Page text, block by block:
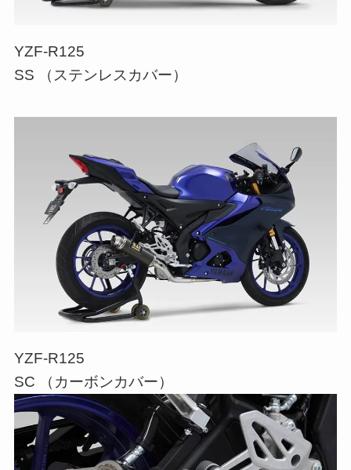
YZF-R125
SS （ステンレスカバー）
YZF-R125
SC （カーボンカバー）